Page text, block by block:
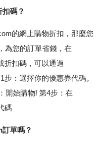
碼？
的網上購物折扣，那麼您
為您的訂單省錢，在
折扣碼，可以通過
：選擇你的優惠券代碼。
開始購物! 第4步：在
碼
單嗎？